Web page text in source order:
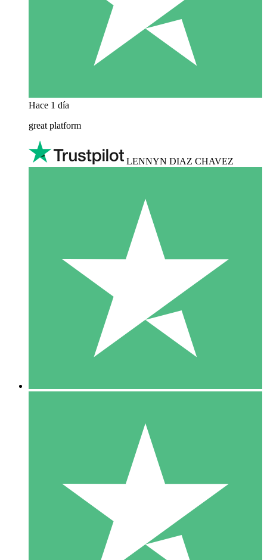
Hace 1 día
great platform
LENNYN DIAZ CHAVEZ